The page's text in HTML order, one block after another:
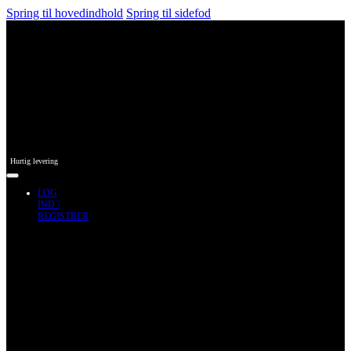
Spring til hovedindhold Spring til sidefod
Hurtig levering
LOG
IND /
REGISTRER